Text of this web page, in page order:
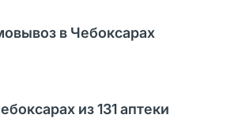
в Чебоксарах
из 131 аптеки